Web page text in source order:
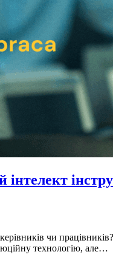
чи
технологію, але…